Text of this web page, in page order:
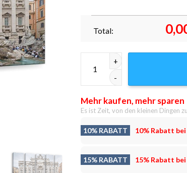
Total:
Fontana di Trevi
Mehr kaufen, mehr sparen
Es ist Zeit, von den kleinen Dingen
10% RABATT 10% Rabatt
15% RABATT 15% Rabatt